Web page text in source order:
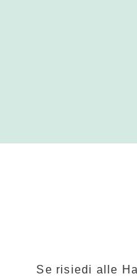
Se risiedi alle